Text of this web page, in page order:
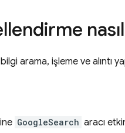
nasıl
bilgi arama, işleme ve alıntı
GoogleSearch aracı